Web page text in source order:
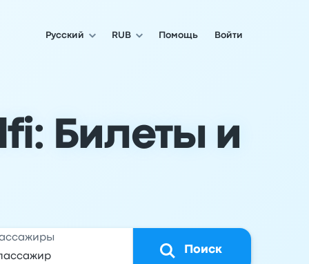
Русский RUB Помощь Войти
Билеты и
Поиск